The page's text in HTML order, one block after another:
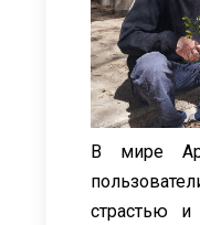
В мире
страстью и